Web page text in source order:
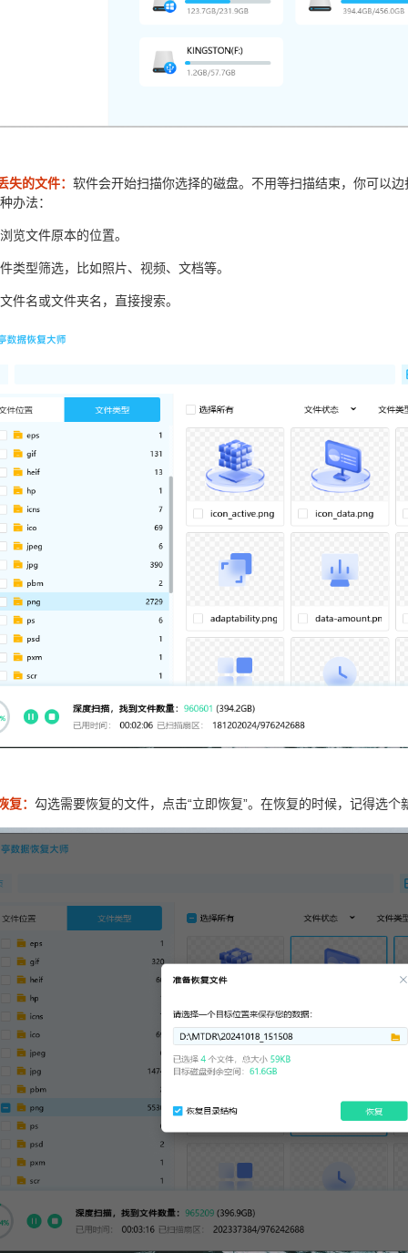
的文件： 软件会开始扫描你选择的磁盘。不用等扫描结束，你可以
办法：
览文件原本的位置。
类型筛选，比如照片、视频、文档等。
件名或文件夹名，直接搜索。
： 勾选需要恢复的文件，点击“立即恢复”。在恢复的时候，记得选